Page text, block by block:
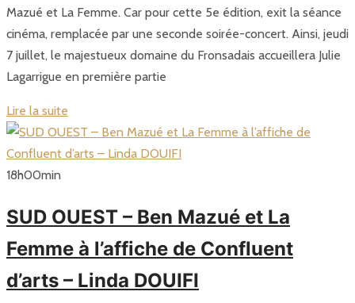
Mazué et La Femme. Car pour cette 5e édition, exit la séance
cinéma, remplacée par une seconde soirée-concert. Ainsi, jeudi
7 juillet, le majestueux domaine du Fronsadais accueillera Julie
Lagarrigue en première partie
Lire la suite
18h00min
SUD OUEST – Ben Mazué et La
Femme à l’affiche de Confluent
d’arts – Linda DOUIFI